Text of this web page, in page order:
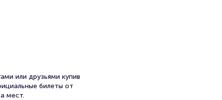
или друзьями купив
билеты от
мест.